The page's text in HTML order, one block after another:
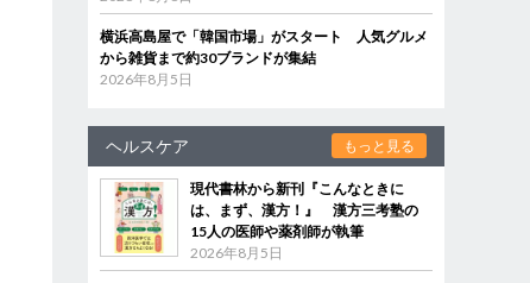
横浜高島屋で「韓国市場」がスタート 人気グルメ
から雑貨まで約30ブランドが集結
2026年8月5日
ヘルスケア もっと見る
現代書林から新刊『こんなときに
は、まず、漢方！』 漢方三考塾の
15人の医師や薬剤師が執筆
2026年8月5日